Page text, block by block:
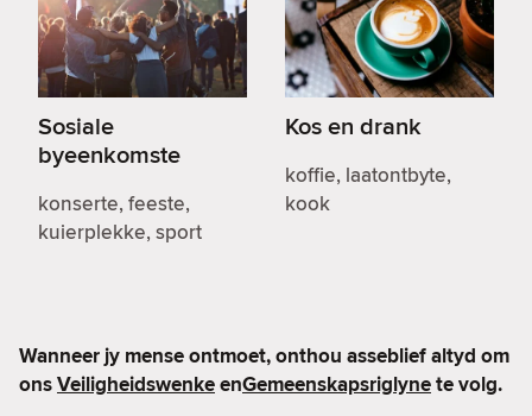
Sosiale
byeenkomste
konserte, feeste,
kuierplekke, sport
Kos en drank
koffie, laatontbyte,
kook
Wanneer jy mense ontmoet, onthou asseblief altyd om
onsVeiligheidswenkeenGemeenskapsriglynete volg.